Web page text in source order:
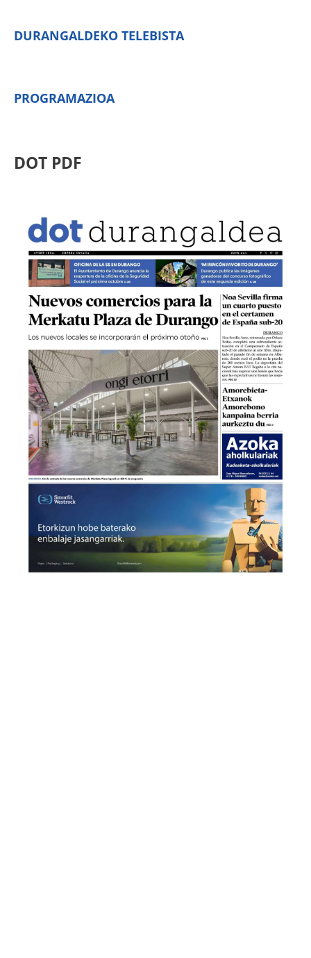
DURANGALDEKO TELEBISTA
PROGRAMAZIOA
DOT PDF